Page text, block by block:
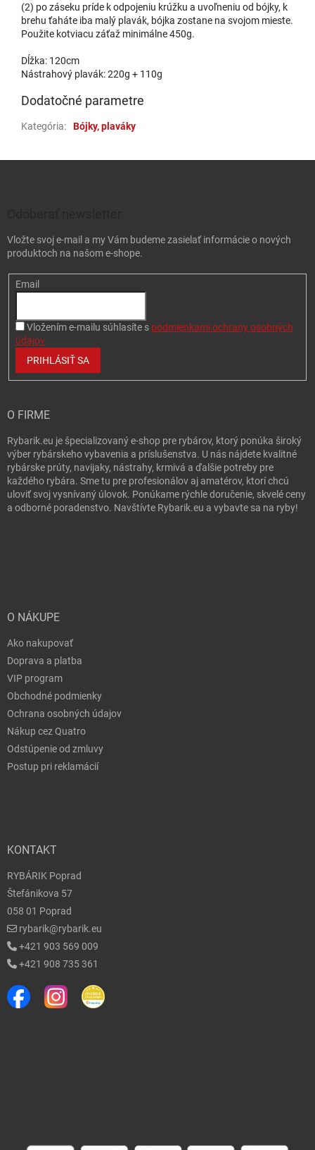
(2) po záseku príde k odpojeniu krúžku a uvoľneniu od bójky, k
brehu ťaháte iba malý plavák, bójka zostane na svojom mieste.
Použite kotviacu záťaž minimálne 450g.
Dĺžka: 120cm
Nástrahový plavák: 220g + 110g
Dodatočné parametre
Kategória: Bójky, plaváky
Vložte svoj e-mail a my Vám budeme zasielať informácie o nových
produktoch na našom e-shope.
Email
Vložením e-mailu súhlasíte s podmienkami ochrany osobných
údajov
PRIHLÁSIŤ SA
O FIRME
Rybarik.eu je špecializovaný e-shop pre rybárov, ktorý ponúka široký
výber rybárskeho vybavenia a príslušenstva. U nás nájdete kvalitné
rybárske prúty, navijaky, nástrahy, krmivá a ďalšie potreby pre
každého rybára. Sme tu pre profesionálov aj amatérov, ktorí chcú
uloviť svoj vysnívaný úlovok. Ponúkame rýchle doručenie, skvelé ceny
a odborné poradenstvo. Navštívte Rybarik.eu a vybavte sa na ryby!
O NÁKUPE
Ako nakupovať
Doprava a platba
VIP program
Obchodné podmienky
Ochrana osobných údajov
Nákup cez Quatro
Odstúpenie od zmluvy
Postup pri reklamácií
KONTAKT
RYBÁRIK Poprad
Štefánikova 57
058 01 Poprad
rybarik@rybarik.eu
+421 903 569 009
+421 908 735 361